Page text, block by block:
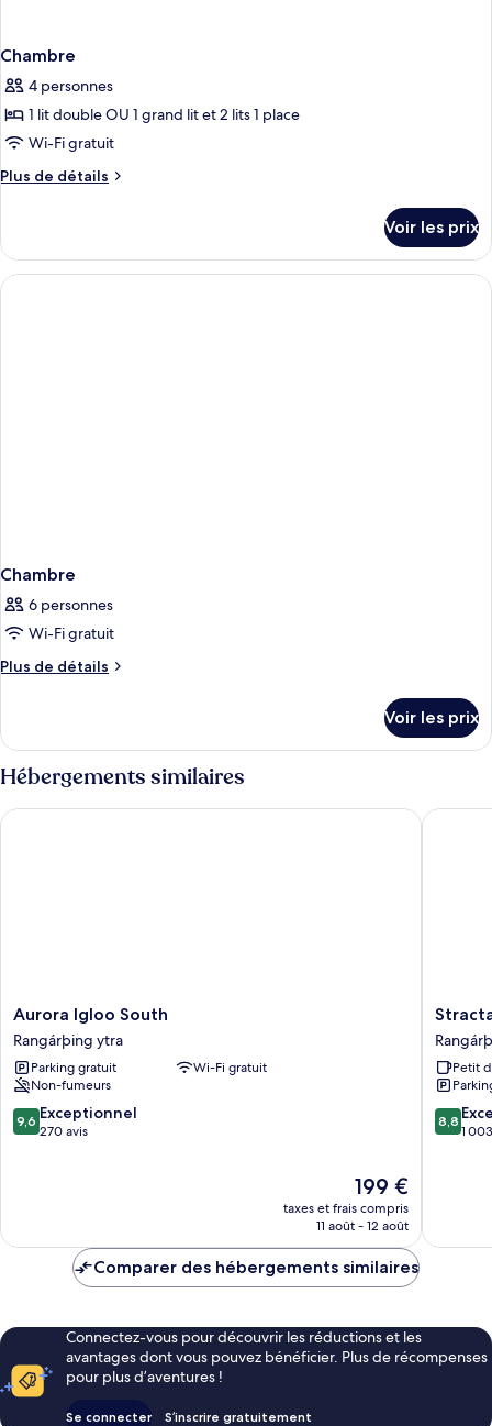
Chambre
4 personnes
1 lit double OU 1 grand lit et 2 lits 1 place
Wi-Fi gratuit
Plus de détails
Plus
le
type
de
Voir les prix
Chambre
6 personnes
Wi-Fi gratuit
Plus de détails
Plus
le
type
de
chambre
Chambre
Voir les prix
Hébergements similaires
Aurora
Igloo
South
Rangárþing
ytra
Aurora Igloo South
Rangárþing ytra
Parking gratuit
Wi-Fi gratuit
Non-fumeurs
9.6
sur
9,6 Exceptionnel
270 avis
Le
nouveau
prix
de
199 €
taxes et frais compris
11 août - 12 août
Aurora Igloo South
Stracta
Hotel
ytraPetit
8.8
sur
8,8
1
Stracta
Comparer des hébergements similaires
Connectez-vous pour découvrir les réductions et les
avantages dont vous pouvez bénéficier. Plus de récompenses
pour plus d’aventures !
Se connecter S’inscrire gratuitement